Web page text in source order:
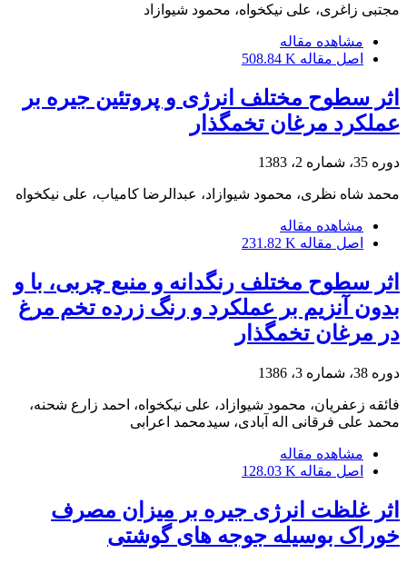
مجتبی زاغری، علی نیکخواه، محمود شیوازاد
مشاهده مقاله
اصل مقاله 508.84 K
اثر سطوح مختلف انرژی و پروتئین جیره بر
عملکرد مرغان تخمگذار
دوره 35، شماره 2، 1383
محمد شاه نظری، محمود شیوازاد، عبدالرضا کامیاب، علی نیکخواه
مشاهده مقاله
اصل مقاله 231.82 K
اثر سطوح مختلف رنگدانه و منبع چربی، با و
بدون آنزیم بر عملکرد و رنگ زرده تخم مرغ
در مرغان تخمگذار
دوره 38، شماره 3، 1386
فائقه زعفریان، محمود شیوازاد، علی نیکخواه، احمد زارع شحنه،
محمد علی فرقانی اله آبادی، سیدمحمد اعرابی
مشاهده مقاله
اصل مقاله 128.03 K
اثر غلظت انرژی جیره بر میزان مصرف
خوراک بوسیله جوجه های گوشتی